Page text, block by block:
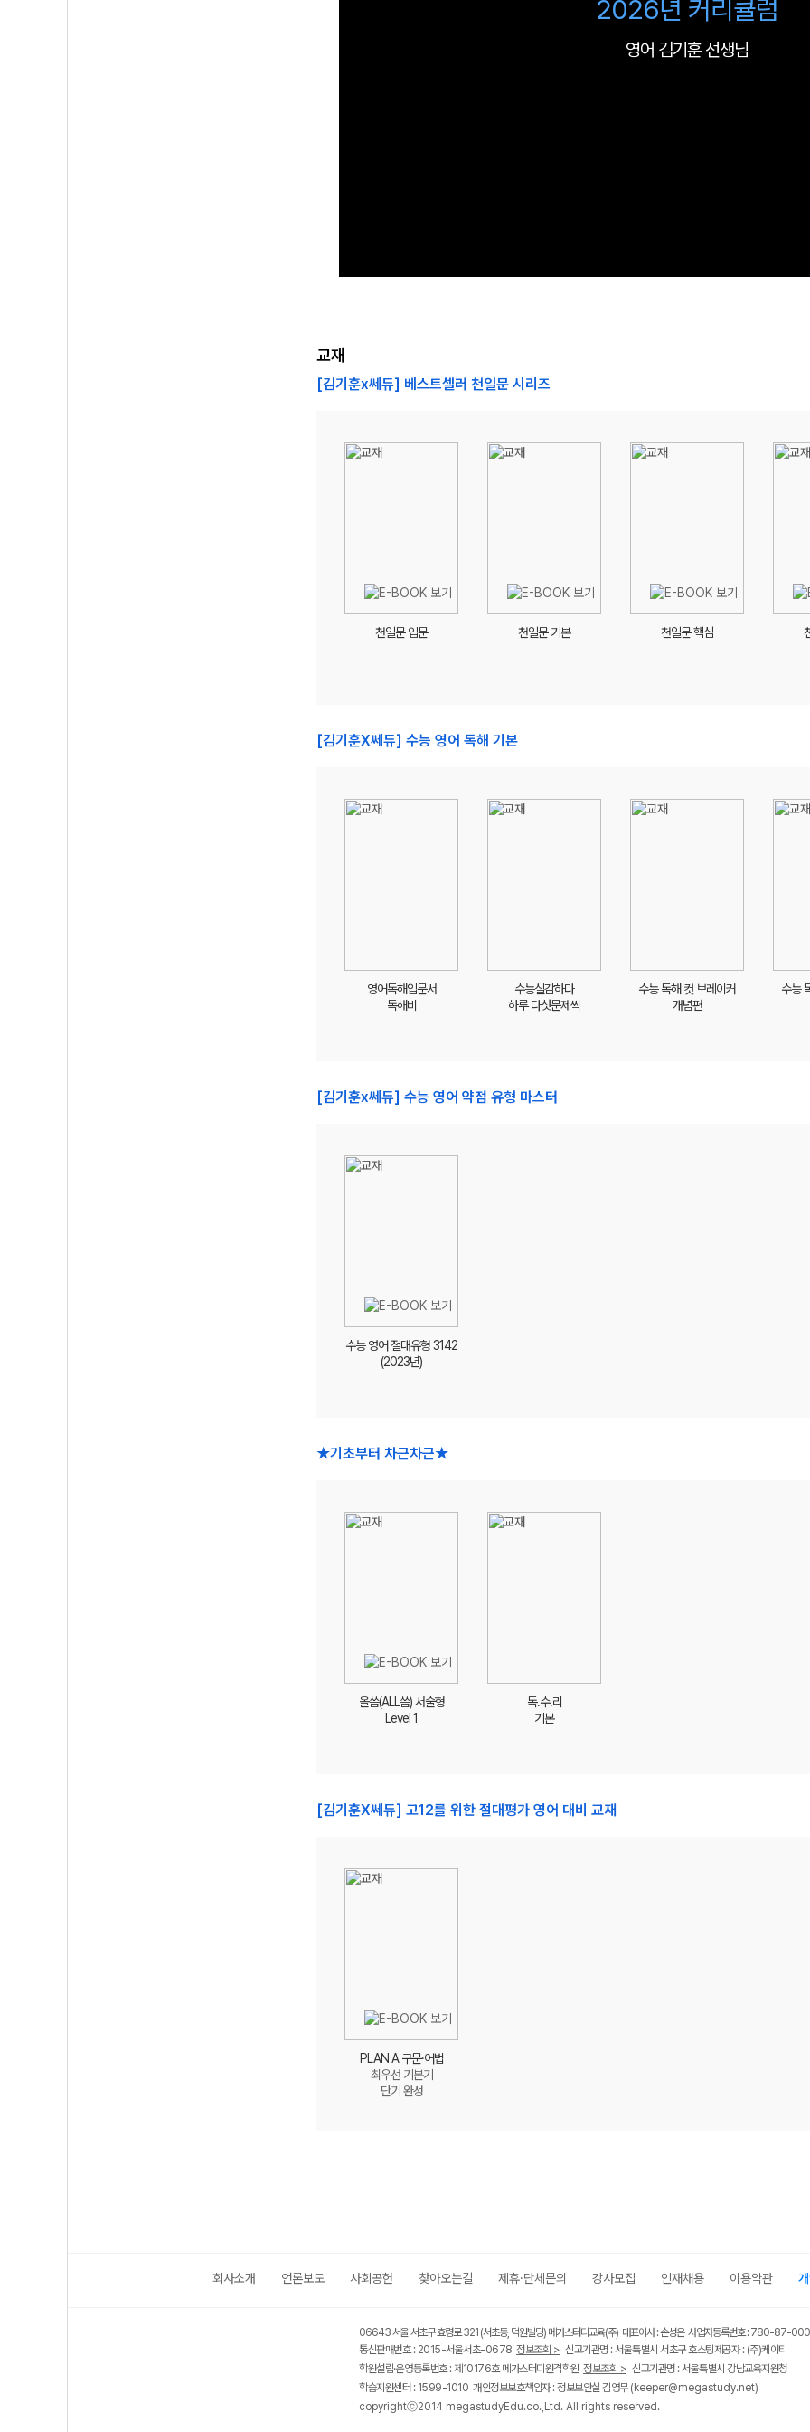
2026년 커리큘럼
영어 김기훈 선생님
교재
[김기훈x쎄듀] 베스트셀러 천일문 시리즈
천일문 입문 천일문 기본 천일문 핵심
[김기훈X쎄듀] 수능 영어 독해 기본
영어독해입문서
독해비
수능실감하다
하루 다섯문제씩
수능 독해 컷 브레이커
개념편
수능
[김기훈x쎄듀] 수능 영어 약점 유형 마스터
수능 영어 절대유형 3142
(2023년)
★기초부터 차근차근★
올씀(ALL씀) 서술형
Level 1
독.수.리
기본
[김기훈X쎄듀] 고12를 위한 절대평가 영어 대비 교재
PLAN A 구문·어법
최우선 기본기
단기 완성
회사소개 언론보도 사회공헌 찾아오는길 제휴·단체문의 강사모집 인재채용 이용약관
06643 서울 서초구 효령로 321 (서초동, 덕원빌딩) 메가스터디교육(주) 대표이사 : 손성은 사업자등록번호 : 780-87-
통신판매번호 : 2015-서울서초-0678 정보조회 > 신고기관명 : 서울특별시 서초구 호스팅제공자 : (주)케이티
학원설립·운영등록번호 : 제10176호 메가스터디원격학원 정보조회 > 신고기관명 : 서울특별시 강남교육지원청
학습지원센터 : 1599-1010 개인정보보호책임자 : 정보보안실 김영무(keeper@megastudy.net)
copyrightⓒ2014 megastudyEdu.co.,Ltd. All rights reserved.